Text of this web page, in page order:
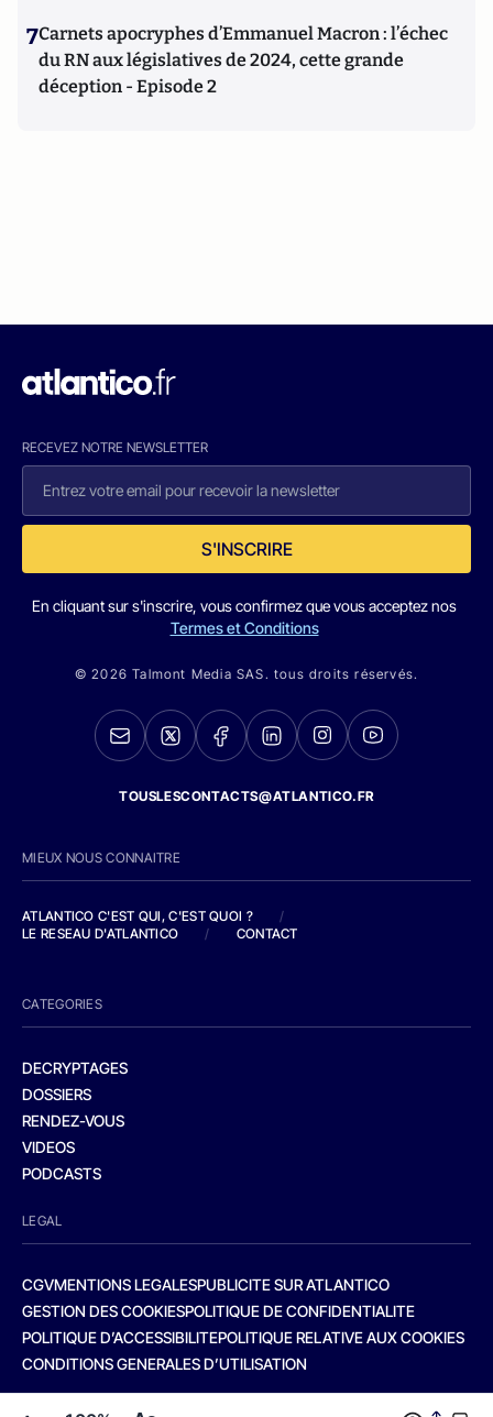
7Carnets apocryphes d’Emmanuel Macron : l’échec
du RN aux législatives de 2024, cette grande
déception - Episode 2
RECEVEZ NOTRE NEWSLETTER
S'INSCRIRE
En cliquant sur s'inscrire, vous confirmez que vous acceptez nos
Termes et Conditions
© 2026 Talmont Media SAS. tous droits réservés.
TOUSLESCONTACTS@ATLANTICO.FR
MIEUX NOUS CONNAITRE
ATLANTICO C'EST QUI, C'EST QUOI ?
/
LE RESEAU D'ATLANTICO
/ CONTACT
CATEGORIES
DECRYPTAGES
DOSSIERS
RENDEZ-VOUS
VIDEOS
PODCASTS
LEGAL
CGVMENTIONS LEGALESPUBLICITE SUR ATLANTICO
GESTION DES COOKIESPOLITIQUE DE CONFIDENTIALITE
POLITIQUE D’ACCESSIBILITEPOLITIQUE RELATIVE AUX COOKIES
CONDITIONS GENERALES D’UTILISATION